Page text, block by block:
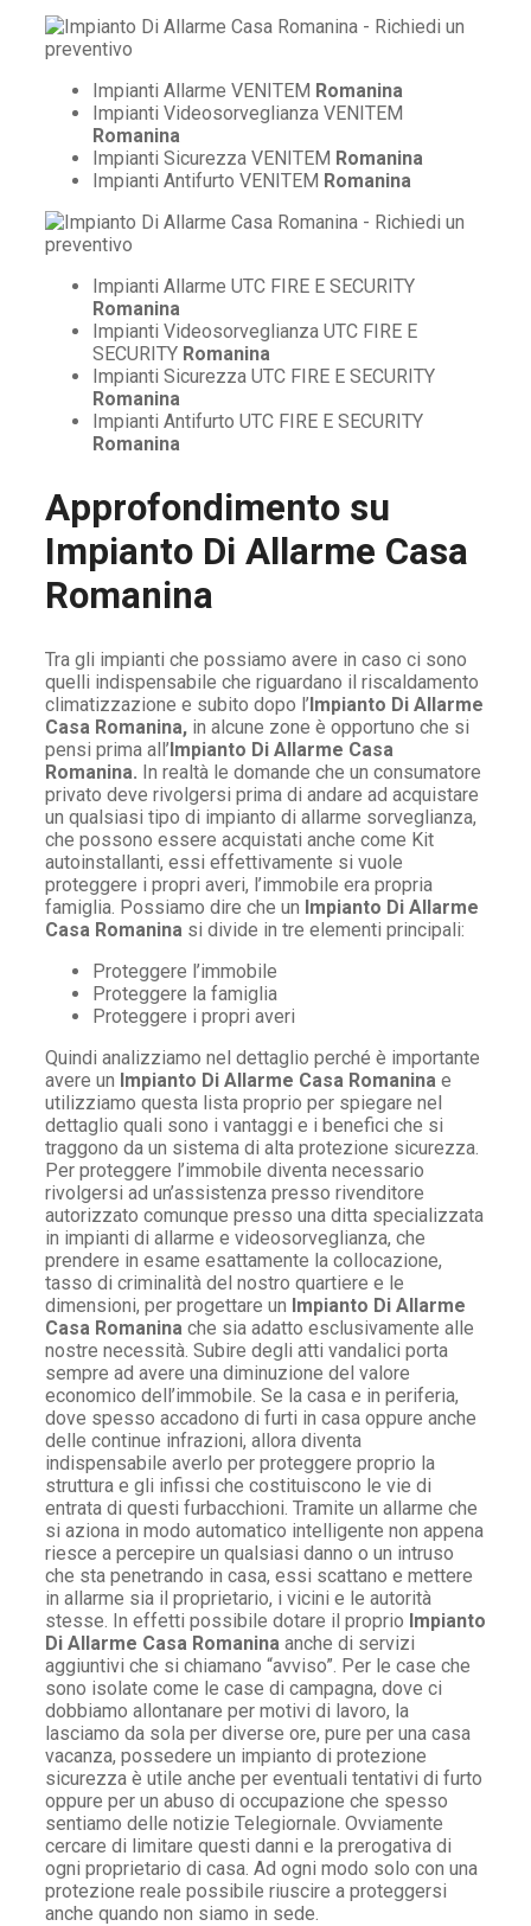
Impianti Allarme VENITEM Romanina
Impianti Videosorveglianza VENITEM
Romanina
Impianti Sicurezza VENITEM Romanina
Impianti Antifurto VENITEM Romanina
Impianti Allarme UTC FIRE E SECURITY
Romanina
Impianti Videosorveglianza UTC FIRE E
SECURITY Romanina
Impianti Sicurezza UTC FIRE E SECURITY
Romanina
Impianti Antifurto UTC FIRE E SECURITY
Romanina
Approfondimento su
Impianto Di Allarme Casa
Romanina
Tra gli impianti che possiamo avere in caso ci sono
quelli indispensabile che riguardano il riscaldamento
climatizzazione e subito dopo l’Impianto Di Allarme
Casa Romanina, in alcune zone è opportuno che si
pensi prima all’Impianto Di Allarme Casa
Romanina. In realtà le domande che un consumatore
privato deve rivolgersi prima di andare ad acquistare
un qualsiasi tipo di impianto di allarme sorveglianza,
che possono essere acquistati anche come Kit
autoinstallanti, essi effettivamente si vuole
proteggere i propri averi, l’immobile era propria
famiglia. Possiamo dire che un Impianto Di Allarme
Casa Romanina si divide in tre elementi principali:
Proteggere l’immobile
Proteggere la famiglia
Proteggere i propri averi
Quindi analizziamo nel dettaglio perché è importante
avere un Impianto Di Allarme Casa Romanina e
utilizziamo questa lista proprio per spiegare nel
dettaglio quali sono i vantaggi e i benefici che si
traggono da un sistema di alta protezione sicurezza.
Per proteggere l’immobile diventa necessario
rivolgersi ad un’assistenza presso rivenditore
autorizzato comunque presso una ditta specializzata
in impianti di allarme e videosorveglianza, che
prendere in esame esattamente la collocazione,
tasso di criminalità del nostro quartiere e le
dimensioni, per progettare un Impianto Di Allarme
Casa Romanina che sia adatto esclusivamente alle
nostre necessità. Subire degli atti vandalici porta
sempre ad avere una diminuzione del valore
economico dell’immobile. Se la casa e in periferia,
dove spesso accadono di furti in casa oppure anche
delle continue infrazioni, allora diventa
indispensabile averlo per proteggere proprio la
struttura e gli infissi che costituiscono le vie di
entrata di questi furbacchioni. Tramite un allarme che
si aziona in modo automatico intelligente non appena
riesce a percepire un qualsiasi danno o un intruso
che sta penetrando in casa, essi scattano e mettere
in allarme sia il proprietario, i vicini e le autorità
stesse. In effetti possibile dotare il proprio Impianto
Di Allarme Casa Romanina anche di servizi
aggiuntivi che si chiamano “avviso”. Per le case che
sono isolate come le case di campagna, dove ci
dobbiamo allontanare per motivi di lavoro, la
lasciamo da sola per diverse ore, pure per una casa
vacanza, possedere un impianto di protezione
sicurezza è utile anche per eventuali tentativi di furto
oppure per un abuso di occupazione che spesso
sentiamo delle notizie Telegiornale. Ovviamente
cercare di limitare questi danni e la prerogativa di
ogni proprietario di casa. Ad ogni modo solo con una
protezione reale possibile riuscire a proteggersi
anche quando non siamo in sede.